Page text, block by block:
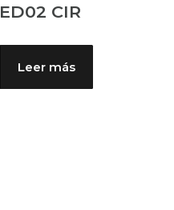
ED02 CIR
Leer más